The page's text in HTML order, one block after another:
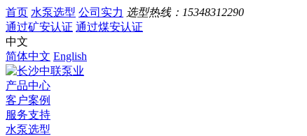
首页 水泵选型 公司实力 选型热线： 15348312290
通过矿安认证 通过煤安认证
中文
简体中文 English
产品中心
客户案例
服务支持
水泵选型